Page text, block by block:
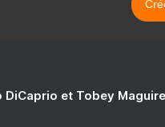
DiCaprio et Tobey